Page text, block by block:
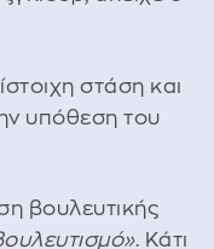
στάση και
υπόθεση του
βουλευτικής
. Κάτι